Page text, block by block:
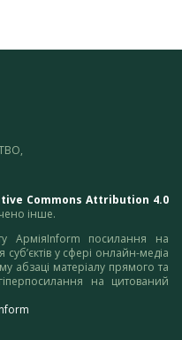
Commons Attribution 4.0
інше.
АрміяInform посилання на
суб’єктів у сфері онлайн-медіа
абзаці матеріалу прямого та
на цитований